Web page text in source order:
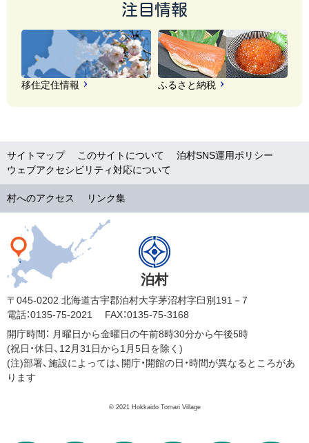
注目情報
移住定住情報 ふるさと納税
サイトマップ このサイトについて
泊村SNS運用ポリシー
ウェブアクセシビリティ対応について
村へのアクセス リンク集
泊村
〒045-0202 北海道古宇郡泊村大字茅沼村字臼別191－7
電話：0135-75-2021
FAX：0135-75-3168
開庁時間： 月曜日から金曜日の午前8時30分から午後5時
(祝日・休日、12月31日から1月5日を除く)
(注)部署、施設によっては、開庁・開館の日・時間が異なるところがあ
ります
© 2021 Hokkaido Tomari Village